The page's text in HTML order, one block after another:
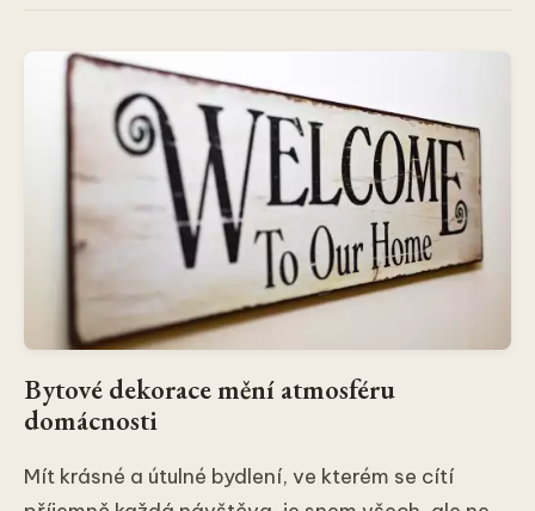
Bytové dekorace mění atmosféru
domácnosti
Mít krásné a útulné bydlení, ve kterém se cítí